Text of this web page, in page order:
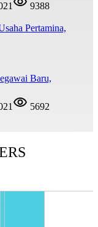
9388
Pertamina,
Baru,
5692